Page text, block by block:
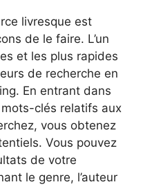
livresque est
de le faire. L’un
et les plus rapides
de recherche en
En entrant dans
clés relatifs aux
vous obtenez
Vous pouvez
de votre
le genre, l’auteur